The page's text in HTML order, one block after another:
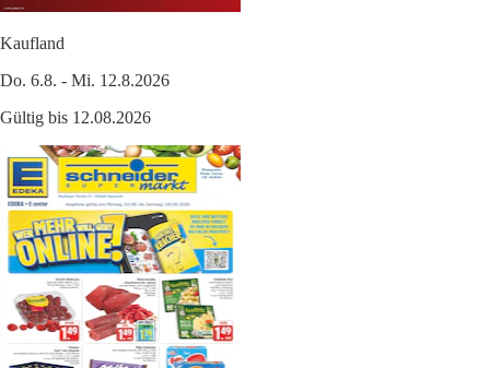
Kaufland
Do. 6.8. - Mi. 12.8.2026
Gültig bis 12.08.2026